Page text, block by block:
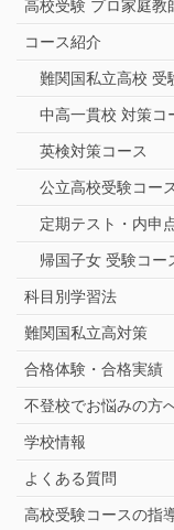
高校受験 プロ家庭教
コース紹介
難関国私立高校 受
中高一貫校 対策コ
英検対策コース
公立高校受験コー
定期テスト・内申
帰国子女 受験コー
科目別学習法
難関国私立高対策
合格体験・合格実績
不登校でお悩みの方
学校情報
よくある質問
高校受験コースの指